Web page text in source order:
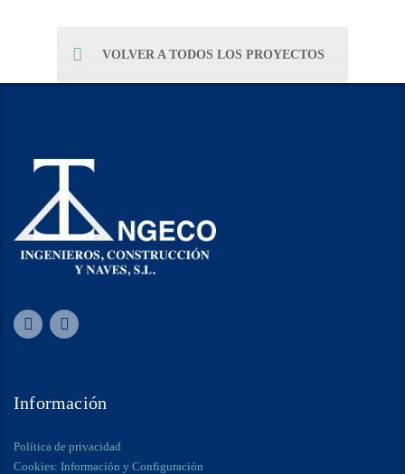
VOLVER A TODOS LOS PROYECTOS
Información
Política de privacidad
Cookies: Información y Configuración